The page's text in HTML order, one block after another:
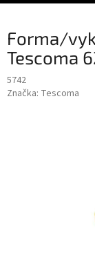
Forma/
Tescoma
5742
Značka: Tescoma